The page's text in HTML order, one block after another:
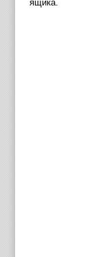
ящика.